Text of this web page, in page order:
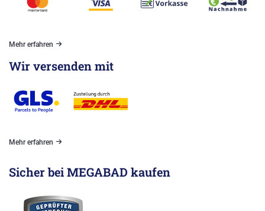
Mehr erfahren
Wir versenden mit
Mehr erfahren
Sicher bei MEGABAD kaufen